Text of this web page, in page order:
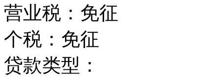
营业税： 免征
个税： 免征
贷款类型：